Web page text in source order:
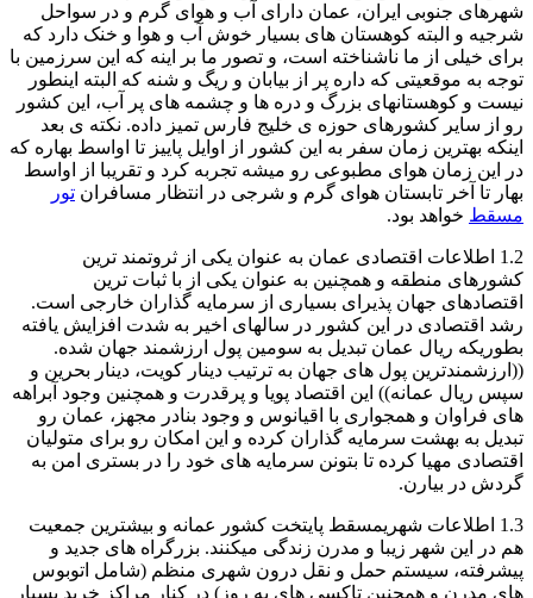
شهرهای جنوبی ایران، عمان دارای آب و هوای گرم و در سواحل
شرجیه و البته کوهستان های بسیار خوش آب و هوا و خنک دارد که
برای خیلی از ما ناشناخته است، و تصور ما بر اینه که این سرزمین با
توجه به موقعیتی که داره پر از بیابان و ریگ و شنه که البته اینطور
نیست و کوهستانهای بزرگ و دره ها و چشمه های پر آب، این کشور
رو از سایر کشورهای حوزه ی خلیج فارس تمیز داده. نکته ی بعد
اینکه بهترین زمان سفر به این کشور از اوایل پاییز تا اواسط بهاره که
در این زمان هوای مطبوعی رو میشه تجربه کرد و تقریبا از اواسط
بهار تا آخر تابستان هوای گرم و شرجی در انتظار مسافران تور
مسقط خواهد بود.
1.2 اطلاعات اقتصادی عمان به عنوان یکی از ثروتمند ترین
کشورهای منطقه و همچنین به عنوان یکی از با ثبات ترین
اقتصادهای جهان پذیرای بسیاری از سرمایه گذاران خارجی است.
رشد اقتصادی در این کشور در سالهای اخیر به شدت افزایش یافته
بطوریکه ریال عمان تبدیل به سومین پول ارزشمند جهان شده.
((ارزشمندترین پول های جهان به ترتیب دینار کویت، دینار بحرین و
سپس ریال عمانه)) این اقتصاد پویا و پرقدرت و همچنین وجود آبراهه
های فراوان و همجواری با اقیانوس و وجود بنادر مجهز، عمان رو
تبدیل به بهشت سرمایه گذاران کرده و این امکان رو برای متولیان
اقتصادی مهیا کرده تا بتونن سرمایه های خود را در بستری امن به
گردش در بیارن.
1.3 اطلاعات شهریمسقط پایتخت کشور عمانه و بیشترین جمعیت
هم در این شهر زیبا و مدرن زندگی میکنند. بزرگراه های جدید و
پیشرفته، سیستم حمل و نقل درون شهری منظم (شامل اتوبوس
های مدرن و همچنین تاکسی های به روز) در کنار مراکز خرید بسیار